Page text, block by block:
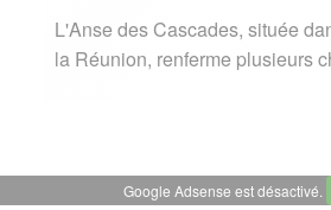
L'Anse des Cascades, située
la Réunion, renferme plusieurs
Google Adsense est désactivé.